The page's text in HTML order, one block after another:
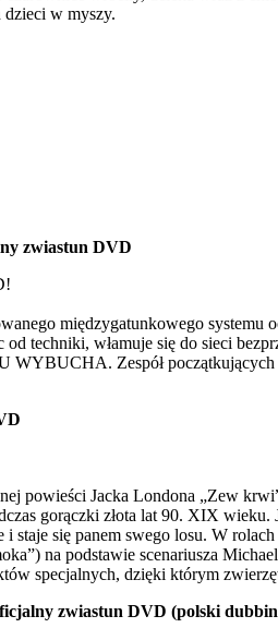
dzieci w myszy.
zwiastun DVD
międzygatunkowego
od techniki, włamuje się do sieci
Zespół początkujących
powieści Jacka Londona „Zew
gorączki złota lat 90. XIX
staje się panem swego losu. W
na podstawie scenariusza
specjalnych, dzięki którym
zwiastun DVD (polski